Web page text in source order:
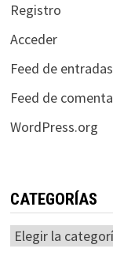
Registro
Acceder
Feed de entradas
Feed de
WordPress.org
CATEGORÍAS
Categorías